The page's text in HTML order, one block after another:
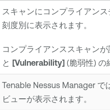
スキャンにコンプライアン
刻度別に表示されます。
コンプライアンススキャンが
と [Vulnerability](脆弱性) の
Tenable Nessus Managerで
ビューが表示されます。